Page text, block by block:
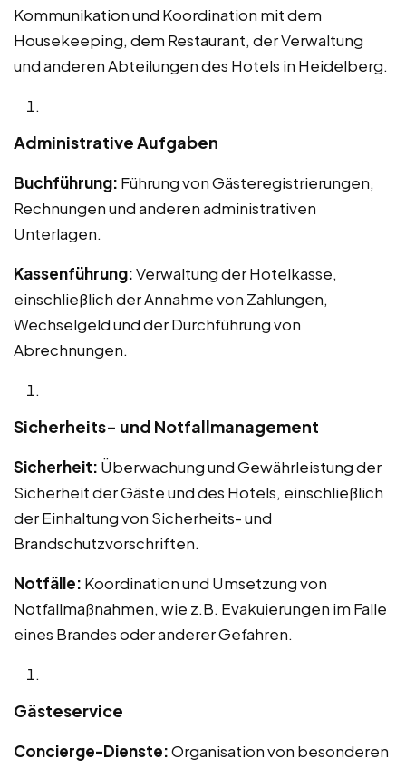
Kommunikation und Koordination mit dem
Housekeeping, dem Restaurant, der Verwaltung
und anderen Abteilungen des Hotels in Heidelberg.
Administrative Aufgaben
Buchführung: Führung von Gästeregistrierungen,
Rechnungen und anderen administrativen
Unterlagen.
Kassenführung:Verwaltung der Hotelkasse,
einschließlich der Annahme von Zahlungen,
Wechselgeld und der Durchführung von
Abrechnungen.
Sicherheits- und Notfallmanagement
Sicherheit: Überwachung und Gewährleistung der
Sicherheit der Gäste und des Hotels, einschließlich
der Einhaltung von Sicherheits- und
Brandschutzvorschriften.
Notfälle: Koordination und Umsetzung von
Notfallmaßnahmen, wie z.B. Evakuierungen im Falle
eines Brandes oder anderer Gefahren.
Gästeservice
Concierge-Dienste:Organisation von besonderen